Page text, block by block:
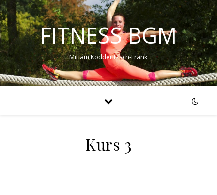
FITNESS BGM
Miriam Ködderitzsch-Frank
Kurs 3